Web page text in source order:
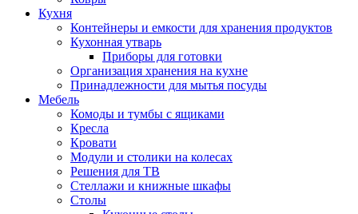
Кухня
Контейнеры и емкости для хранения продуктов
Кухонная утварь
Приборы для готовки
Организация хранения на кухне
Принадлежности для мытья посуды
Мебель
Комоды и тумбы с ящиками
Кресла
Кровати
Модули и столики на колесах
Решения для ТВ
Стеллажи и книжные шкафы
Столы